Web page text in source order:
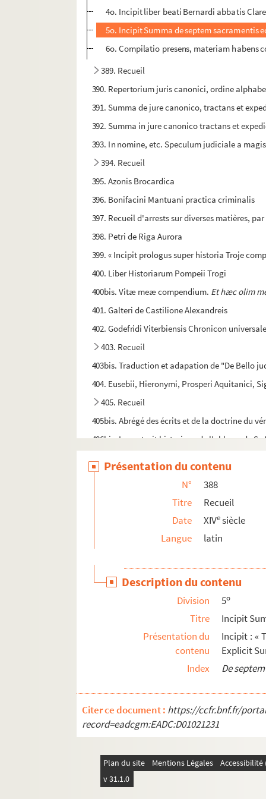
4o. Incipit liber beati Bernardi abbatis
5o. Incipit Summa de septem sacramentis
6o. Compilatio presens, materiam habens
389. Recueil
390. Repertorium juris canonici, ordine
391. Summa de jure canonico, tractans et
392. Summa in jure canonico tractans et
393. In nomine, etc. Speculum judiciale a
394. Recueil
395. Azonis Brocardica
396. Bonifacini Mantuani practica criminalis
397. Recueil d'arrests sur diverses matières,
398. Petri de Riga Aurora
399. « Incipit prologus super historia Troje
400. Liber Historiarum Pompeii Trogi
400bis. Vitæ meæ compendium. Et hæc olim
401. Galteri de Castilione Alexandreis
402. Godefridi Viterbiensis Chronicon
403. Recueil
403bis. Traduction et adapation de "De Bello
404. Eusebii, Hieronymi, Prosperi Aquitanici,
405. Recueil
405bis. Abrégé des écrits et de la doctrine du
406bis. Le portrait historique de l'abbaye de S.
408-409. Excerpta e variis scriptoribus
413. Recueil
414. Recueil
415. Incipit liber Constantini Montis Cassini
417. Recueil
420. Incipiunt epistolæ diversorum de
421. Recueil
422. Recueil
423. Traité de la nature et autres textes
424. Collectiones Medicae
425. Tabula inventionis dierum in annis Christi
Présentation du contenu
N°
388
Titre
Recueil
Date
XIVesiècle
Langue
latin
Description du contenu
Division 5o
Titre
Incipit
Présentation du
contenu
Incipit : «
Explicit
Index
De
Citer ce document : https://ccfr.bnf.fr/
record=eadcgm:EADC:D01021231
Plan du site Mentions Légales
v 31.1.0